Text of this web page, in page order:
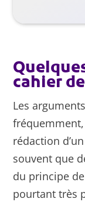
cahier
Les
rédaction
souvent que
du principe
pourtant très